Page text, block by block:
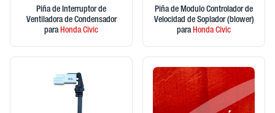
Piña de Interruptor de
Ventiladora de Condensador
paraHondaCivic
Piña de Modulo Controlador de
Velocidad de Soplador (blower)
paraHondaCivic